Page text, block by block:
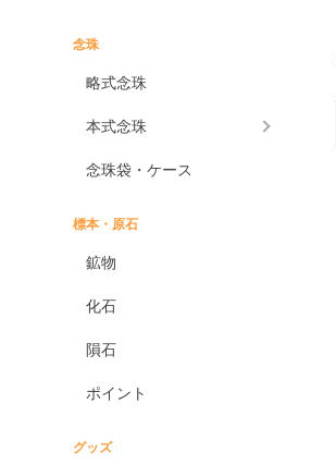
念珠
略式念珠
本式念珠
念珠袋・ケース
標本・原石
鉱物
化石
隕石
ポイント
グッズ